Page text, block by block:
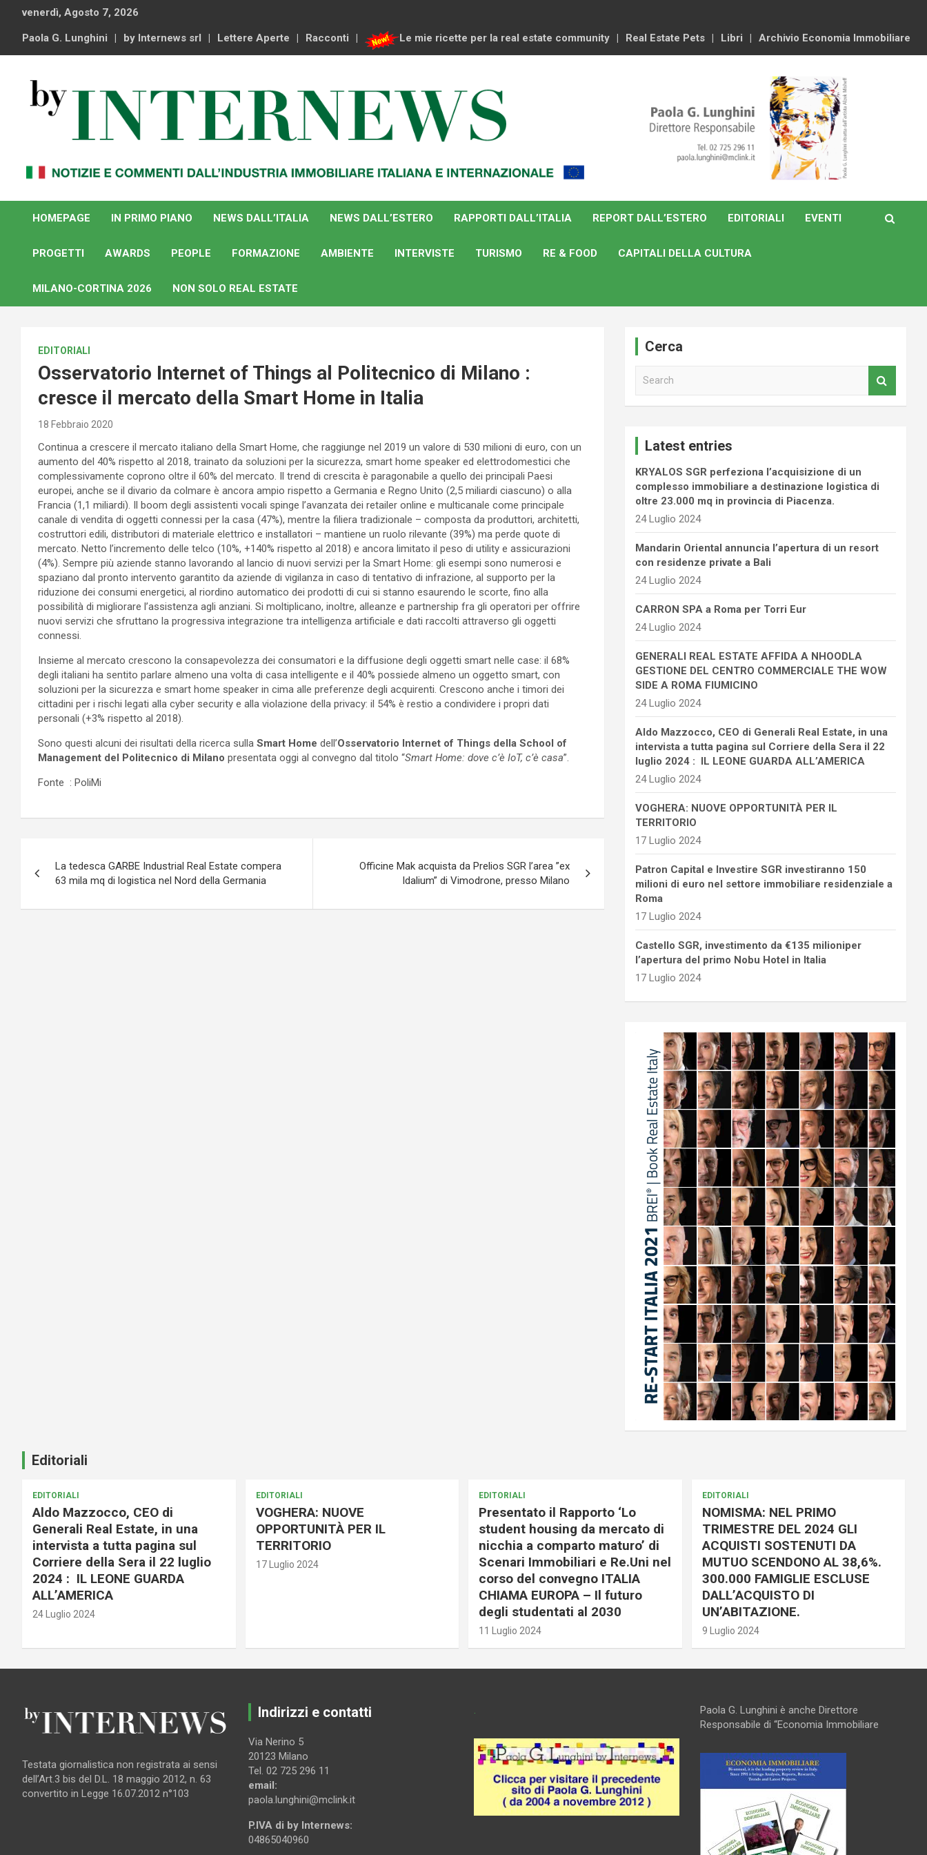
content
venerdì, Agosto 7, 2026
Paola G. Lunghini by Internews srl Lettere Aperte Racconti Le mie ricette per la real estate community Real Estate Pets Libri Archivio Economia Immobiliare
By Internews
internazionale
HOMEPAGE
IN PRIMO PIANO NEWS DALL’ITALIA NEWS DALL’ESTERO RAPPORTI DALL’ITALIA REPORT DALL’ESTERO EDITORIALI EVENTI
PROGETTI AWARDS PEOPLE FORMAZIONE AMBIENTE INTERVISTE TURISMO RE & FOOD CAPITALI DELLA CULTURA
MILANO-CORTINA 2026 NON SOLO REAL ESTATE
EDITORIALI
Osservatorio Internet of Things al Politecnico di Milano :
cresce il mercato della Smart Home in Italia
18 Febbraio 2020
Continua a crescere il mercato italiano della Smart Home, che raggiunge nel 2019 un valore di 530 milioni di euro, con un
aumento del 40% rispetto al 2018, trainato da soluzioni per la sicurezza, smart home speaker ed elettrodomestici che
complessivamente coprono oltre il 60% del mercato. Il trend di crescita è paragonabile a quello dei principali Paesi
europei, anche se il divario da colmare è ancora ampio rispetto a Germania e Regno Unito (2,5 miliardi ciascuno) o alla
Francia (1,1 miliardi). Il boom degli assistenti vocali spinge l’avanzata dei retailer online e multicanale come principale
canale di vendita di oggetti connessi per la casa (47%), mentre la filiera tradizionale – composta da produttori, architetti,
costruttori edili, distributori di materiale elettrico e installatori – mantiene un ruolo rilevante (39%) ma perde quote di
mercato. Netto l’incremento delle telco (10%, +140% rispetto al 2018) e ancora limitato il peso di utility e assicurazioni
(4%). Sempre più aziende stanno lavorando al lancio di nuovi servizi per la Smart Home: gli esempi sono numerosi e
spaziano dal pronto intervento garantito da aziende di vigilanza in caso di tentativo di infrazione, al supporto per la
riduzione dei consumi energetici, al riordino automatico dei prodotti di cui si stanno esaurendo le scorte, fino alla
possibilità di migliorare l’assistenza agli anziani. Si moltiplicano, inoltre, alleanze e partnership fra gli operatori per offrire
nuovi servizi che sfruttano la progressiva integrazione tra intelligenza artificiale e dati raccolti attraverso gli oggetti
connessi.
Insieme al mercato crescono la consapevolezza dei consumatori e la diffusione degli oggetti smart nelle case: il 68%
degli italiani ha sentito parlare almeno una volta di casa intelligente e il 40% possiede almeno un oggetto smart, con
soluzioni per la sicurezza e smart home speaker in cima alle preferenze degli acquirenti. Crescono anche i timori dei
cittadini per i rischi legati alla cyber security e alla violazione della privacy: il 54% è restio a condividere i propri dati
personali (+3% rispetto al 2018).
Sono questi alcuni dei risultati della ricerca sulla Smart Home dell’Osservatorio Internet of Things della School of
Management del Politecnico di Milano presentata oggi al convegno dal titolo “Smart Home: dove c’è IoT, c’è casa”.
Fonte : PoliMi
articoli
La tedesca GARBE Industrial Real Estate compera
63 mila mq di logistica nel Nord della Germania
Officine Mak acquista da Prelios SGR l’area ”ex
Idalium” di Vimodrone, presso Milano
Cerca
Latest entries
KRYALOS SGR perfeziona l’acquisizione di un
complesso immobiliare a destinazione logistica di
oltre 23.000 mq in provincia di Piacenza.
24 Luglio 2024
Mandarin Oriental annuncia l’apertura di un resort
con residenze private a Bali
24 Luglio 2024
CARRON SPA a Roma per Torri Eur
24 Luglio 2024
GENERALI REAL ESTATE AFFIDA A NHOODLA
GESTIONE DEL CENTRO COMMERCIALE THE WOW
SIDE A ROMA FIUMICINO
24 Luglio 2024
Aldo Mazzocco, CEO di Generali Real Estate, in una
intervista a tutta pagina sul Corriere della Sera il 22
luglio 2024 : IL LEONE GUARDA ALL’AMERICA
24 Luglio 2024
VOGHERA: NUOVE OPPORTUNITÀ PER IL
TERRITORIO
17 Luglio 2024
Patron Capital e Investire SGR investiranno 150
milioni di euro nel settore immobiliare residenziale a
Roma
17 Luglio 2024
Castello SGR, investimento da €135 milioniper
l’apertura del primo Nobu Hotel in Italia
17 Luglio 2024
Editoriali
EDITORIALI
Aldo Mazzocco, CEO di
Generali Real Estate, in una
intervista a tutta pagina sul
Corriere della Sera il 22 luglio
2024 : IL LEONE GUARDA
ALL’AMERICA
24 Luglio 2024
EDITORIALI
VOGHERA: NUOVE
OPPORTUNITÀ PER IL
TERRITORIO
17 Luglio 2024
EDITORIALI
Presentato il Rapporto ‘Lo
student housing da mercato di
nicchia a comparto maturo’ di
Scenari Immobiliari e Re.Uni nel
corso del convegno ITALIA
CHIAMA EUROPA – Il futuro
degli studentati al 2030
11 Luglio 2024
EDITORIALI
NOMISMA: NEL PRIMO
TRIMESTRE DEL 2024 GLI
ACQUISTI SOSTENUTI DA
MUTUO SCENDONO AL 38,6%.
300.000 FAMIGLIE ESCLUSE
DALL’ACQUISTO DI
UN’ABITAZIONE.
9 Luglio 2024
Testata giornalistica non registrata ai sensi
dell’Art.3 bis del D.L. 18 maggio 2012, n. 63
convertito in Legge 16.07.2012 n°103
Indirizzi e contatti
Via Nerino 5
20123 Milano
Tel. 02 725 296 11
email:
paola.lunghini@mclink.it
P.IVA di by Internews:
04865040960
.
Paola G. Lunghini è anche Direttore
Responsabile di “Economia Immobiliare